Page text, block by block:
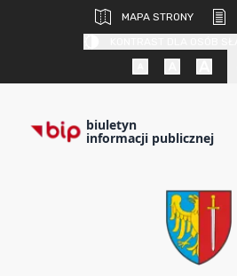
MAPA STRONY
biuletyn
informacji publicznej